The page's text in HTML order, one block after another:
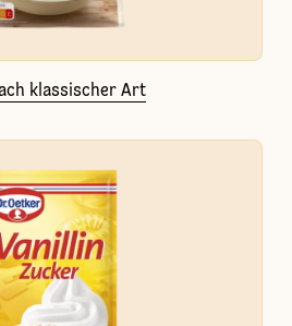
klassischer Art